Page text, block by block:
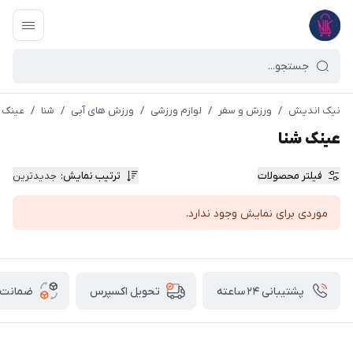
نیک اندیش / ورزش و سفر / لوازم ورزشی / ورزش های آبی / شنا / عینک
عینک شنا
فیلتر محصولات ترتیب نمایش: جدیدترین
موردی برای نمایش وجود ندارد.
پشتیبانی ۲۴ ساعته تحویل اکسپرس ضمانت